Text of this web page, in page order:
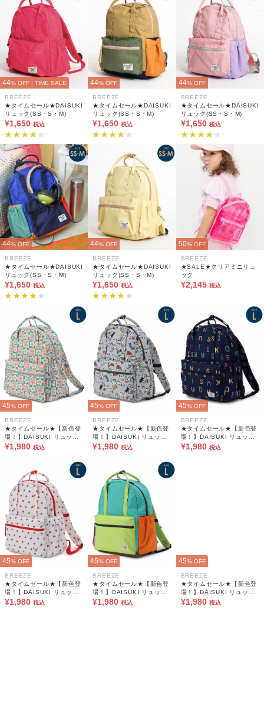
44% OFF | TIME SALE
BREEZE
★タイムセール★DAISUKI
リュック(SS・S・M)
¥1,650 税込
44% OFF
BREEZE
★タイムセール★DAISUKI
リュック(SS・S・M)
¥1,650 税込
44% OFF
BREEZE
★タイムセール★DAISUKI
リュック(SS・S・M)
¥1,650 税込
44% OFF
BREEZE
★タイムセール★DAISUKI
リュック(SS・S・M)
¥1,650 税込
44% OFF
BREEZE
★タイムセール★DAISUKI
リュック(SS・S・M)
¥1,650 税込
50% OFF
BREEZE
★SALE★クリアミニリュ
ック
¥2,145 税込
45% OFF
BREEZE
★タイムセール★【新色登
場！】DAISUKI リュック
(L)
¥1,980 税込
45% OFF
BREEZE
★タイムセール★【新色登
場！】DAISUKI リュック
(L)
¥1,980 税込
45% OFF
BREEZE
★タイムセール★【新色登
場！】DAISUKI リュック
(L)
¥1,980 税込
45% OFF
BREEZE
★タイムセール★【新色登
場！】DAISUKI リュック
(L)
¥1,980 税込
45% OFF
BREEZE
★タイムセール★【新色登
場！】DAISUKI リュック
(L)
¥1,980 税込
45% OFF
BREEZE
★タイムセール★【新色登
場！】DAISUKI リュック
(L)
¥1,980 税込